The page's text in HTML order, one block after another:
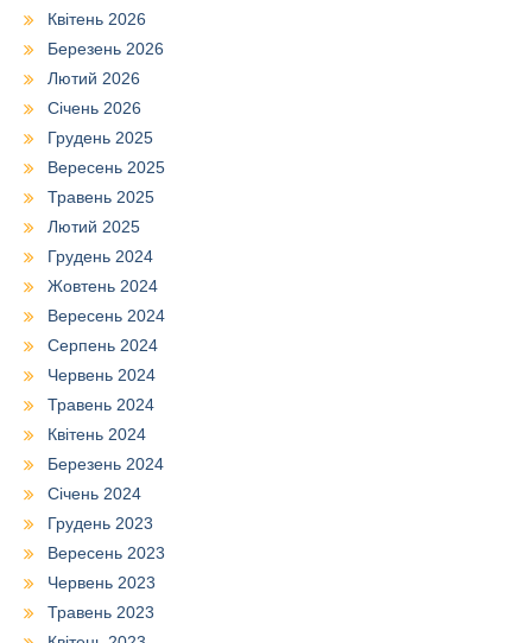
Квітень 2026
Березень 2026
Лютий 2026
Січень 2026
Грудень 2025
Вересень 2025
Травень 2025
Лютий 2025
Грудень 2024
Жовтень 2024
Вересень 2024
Серпень 2024
Червень 2024
Травень 2024
Квітень 2024
Березень 2024
Січень 2024
Грудень 2023
Вересень 2023
Червень 2023
Травень 2023